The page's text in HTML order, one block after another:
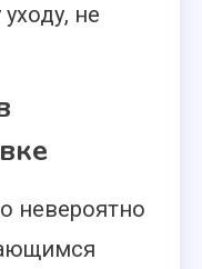
не
невероятно